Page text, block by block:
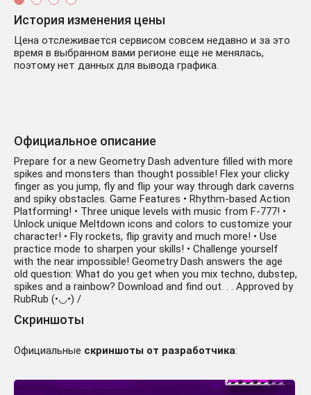
История изменения цены
Цена отслеживается сервисом совсем недавно и за это
время в выбранном вами регионе еще не менялась,
поэтому нет данных для вывода графика.
Официальное описание
Prepare for a new Geometry Dash adventure filled with more
spikes and monsters than thought possible! Flex your clicky
finger as you jump, fly and flip your way through dark caverns
and spiky obstacles. Game Features • Rhythm-based Action
Platforming! • Three unique levels with music from F-777! •
Unlock unique Meltdown icons and colors to customize your
character! • Fly rockets, flip gravity and much more! • Use
practice mode to sharpen your skills! • Challenge yourself
with the near impossible! Geometry Dash answers the age
old question: What do you get when you mix techno, dubstep,
spikes and a rainbow? Download and find out. . . Approved by
RubRub (•◡•) /
Скриншоты
Официальные скриншоты от разработчика: